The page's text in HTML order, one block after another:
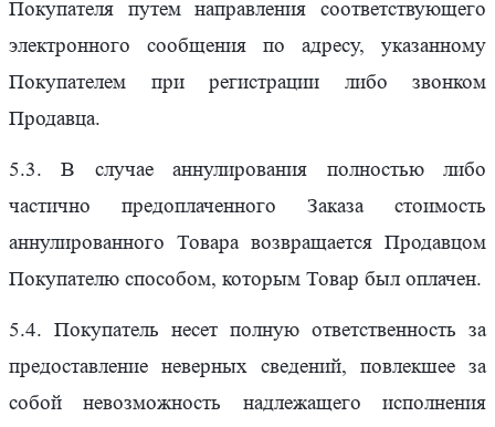
Покупателя путем направления соответствующего
электронного сообщения по адресу, указанному
Покупателем при регистрации либо звонком
Продавца.
5.3. В случае аннулирования полностью либо
частично предоплаченного Заказа стоимость
аннулированного Товара возвращается Продавцом
Покупателю способом, которым Товар был оплачен.
5.4. Покупатель несет полную ответственность за
предоставление неверных сведений, повлекшее за
собой невозможность надлежащего исполнения